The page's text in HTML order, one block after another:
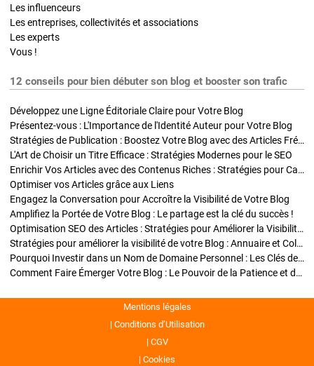
Les influenceurs
Les entreprises, collectivités et associations
Les experts
Vous !
12 conseils pour bien débuter son blog et booster son trafic
Développez une Ligne Éditoriale Claire pour Votre Blog
Présentez-vous : L'Importance de l'Identité Auteur pour Votre Blog
Stratégies de Publication : Boostez Votre Blog avec des Articles Fréquents et Exclusifs
L'Art de Choisir un Titre Efficace : Stratégies Modernes pour le SEO
Enrichir Vos Articles avec des Contenus Riches : Stratégies pour Captiver et Optimiser
Optimiser vos Articles grâce aux Liens
Engagez la Conversation pour Accroître la Visibilité de Votre Blog
Amplifiez la Portée de Votre Blog : Le partage est la clé du succès !
Optimisation SEO des Articles : Stratégies pour Améliorer la Visibilité de Votre Blog
Stratégies pour améliorer la visibilité de votre Blog : Annuaire et Collaborations
Pourquoi Investir dans un Nom de Domaine Personnel : Les Clés de la Réussite de Votre Blog
Comment Faire Émerger Votre Blog : Le Pouvoir de la Patience et de la Persévérance
Mentions légales
Conditions d’Utilisation
CGV
Cookies